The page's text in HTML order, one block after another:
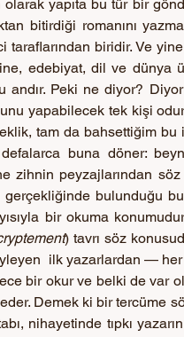
yapıta bu tür bir
bitirdiği romanını
biridir. Ve
edebiyat, dil ve dünya
Peki ne diyor?
yapabilecek tek kişi
tam da bahsettiğim
buna döner:
zihnin peyzajlarından
gerçekliğinde bulunduğu
bir okuma
) tavrı söz
ilk yazarlardan —
bir okur ve belki de var
nihayetinde tıpkı